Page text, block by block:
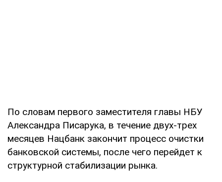
По словам первого заместителя главы НБУ
Александра Писарука, в течение двух-трех
месяцев Нацбанк закончит процесс очистки
банковской системы, после чего перейдет к
структурной стабилизации рынка.